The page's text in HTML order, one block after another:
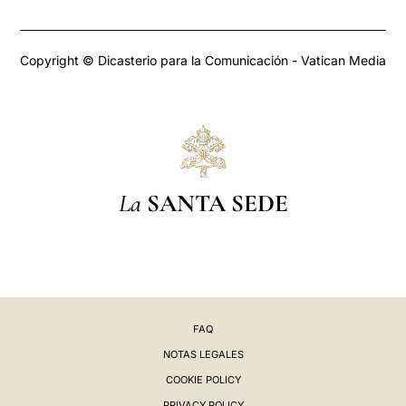
Copyright © Dicasterio para la Comunicación - Vatican Media
La SANTA SEDE
FAQ
NOTAS LEGALES
COOKIE POLICY